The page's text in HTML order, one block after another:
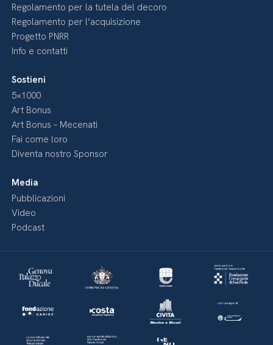
Regolamento per la tutela del decoro
Regolamento per l’acquisizione
Progetto PNRR
Info e contatti
Sostieni
5×1000
Art Bonus
Art Bonus – Mecenati
Fai come loro
Diventa nostro Sponsor
Media
Pubblicazioni
Video
Podcast